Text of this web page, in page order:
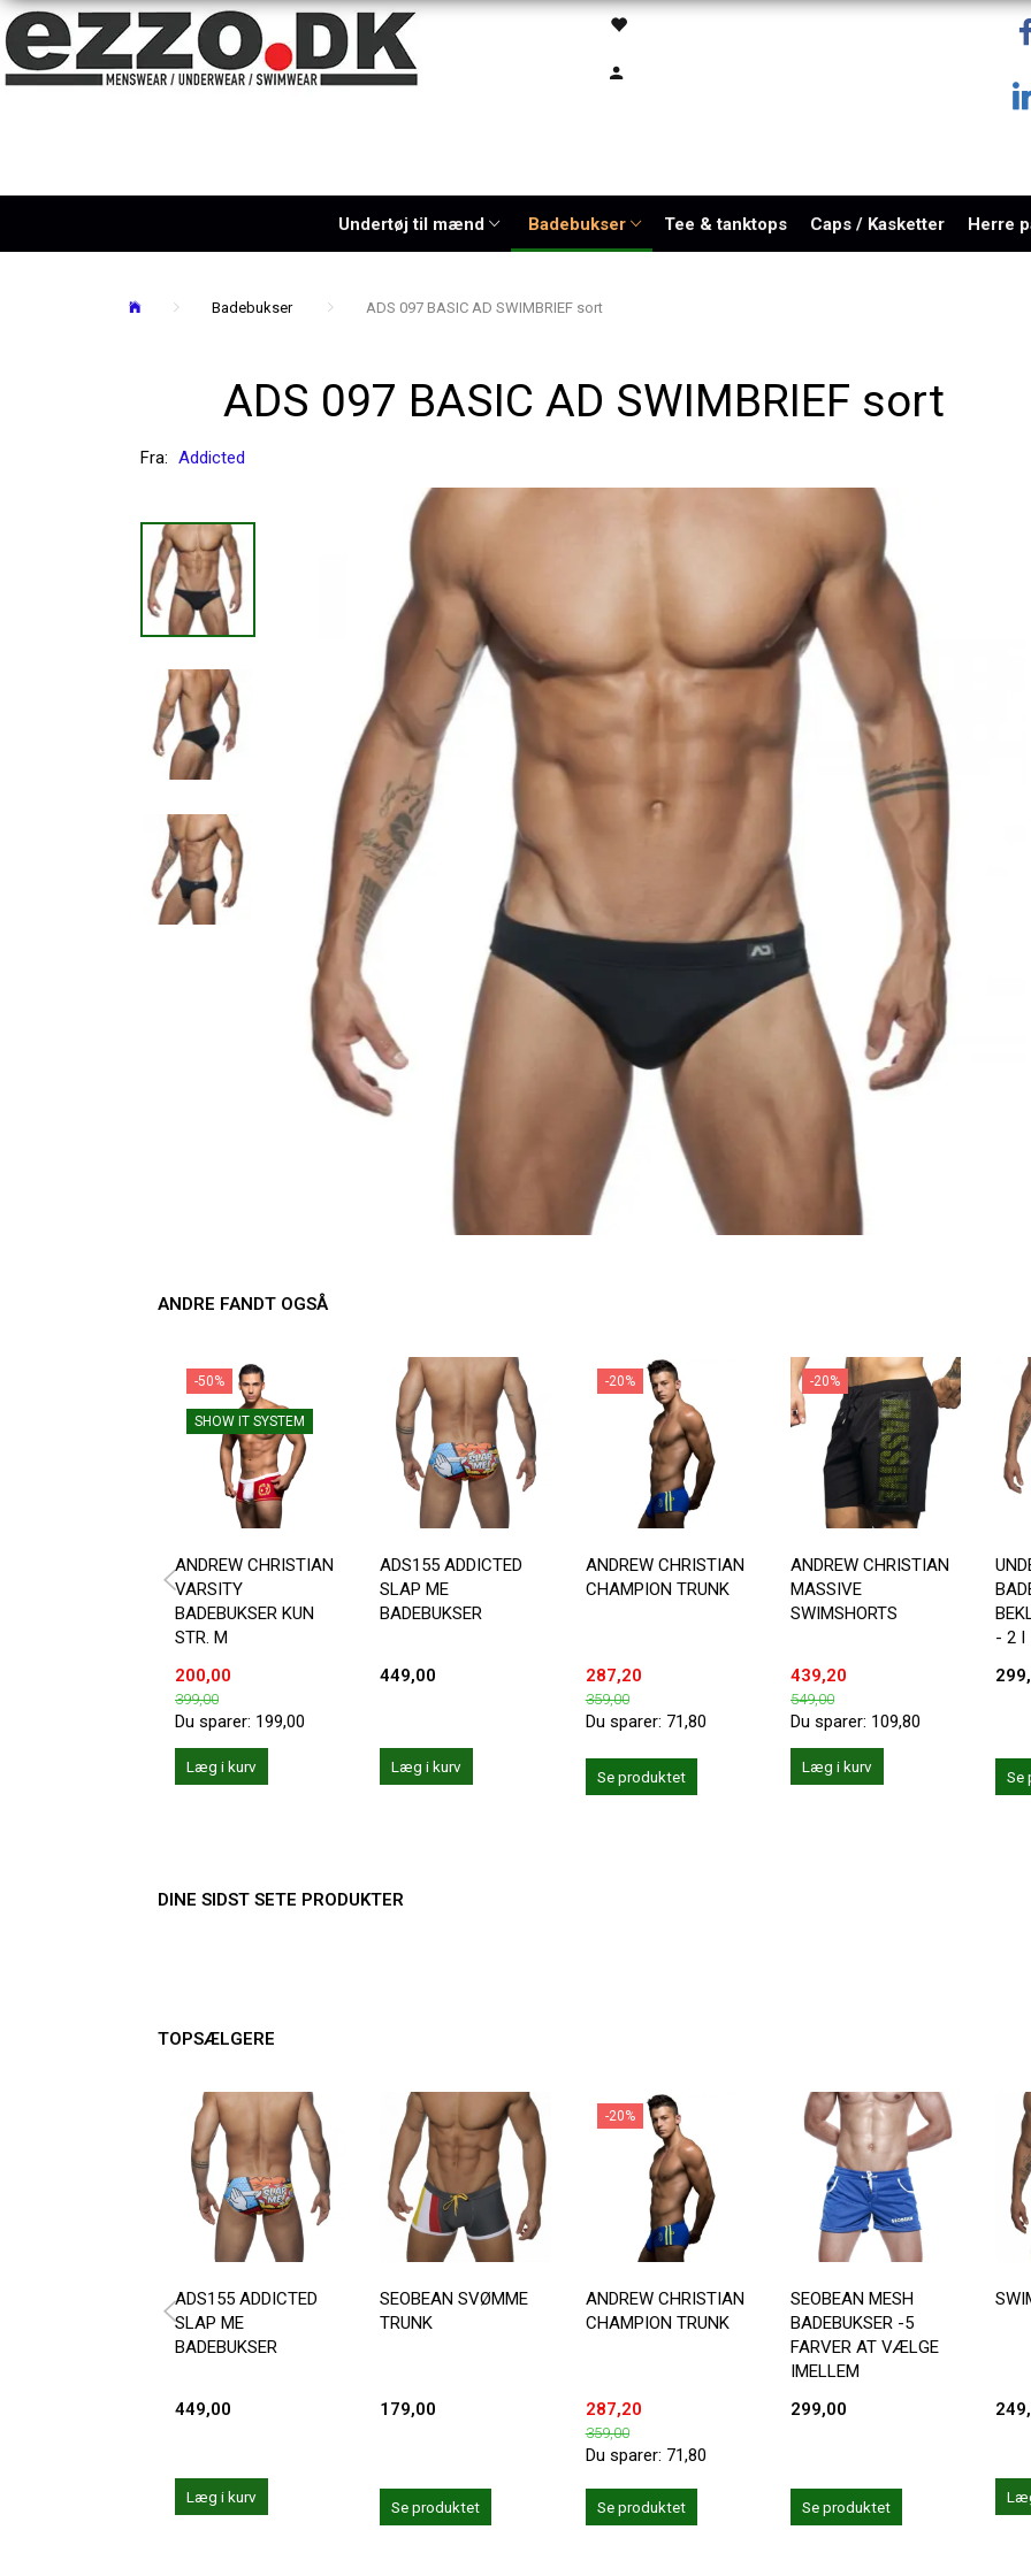
Undertøj til mænd Badebukser Tee & tanktops Caps / Kasketter Herre
Badebukser ADS 097 BASIC AD SWIMBRIEF sort
ADS 097 BASIC AD SWIMBRIEF sort
Fra: Addicted
ANDRE FANDT OGSÅ
-50%
SHOW IT SYSTEM
ANDREW CHRISTIAN
VARSITY
BADEBUKSER KUN
STR. M
200,00
399,00
Du sparer: 199,00
Læg i kurv
ADS155 ADDICTED
SLAP ME
BADEBUKSER
449,00
Læg i kurv
-20%
ANDREW CHRISTIAN
CHAMPION TRUNK
287,20
359,00
Du sparer: 71,80
Se produktet
-20%
ANDREW CHRISTIAN
MASSIVE
SWIMSHORTS
439,20
549,00
Du sparer: 109,80
Læg i kurv
- 2 I
Se
DINE SIDST SETE PRODUKTER
TOPSÆLGERE
ADS155 ADDICTED
SLAP ME
BADEBUKSER
449,00
Læg i kurv
SEOBEAN SVØMME
TRUNK
179,00
Se produktet
-20%
ANDREW CHRISTIAN
CHAMPION TRUNK
287,20
359,00
Du sparer: 71,80
Se produktet
SEOBEAN MESH
BADEBUKSER -5
FARVER AT VÆLGE
IMELLEM
299,00
Se produktet